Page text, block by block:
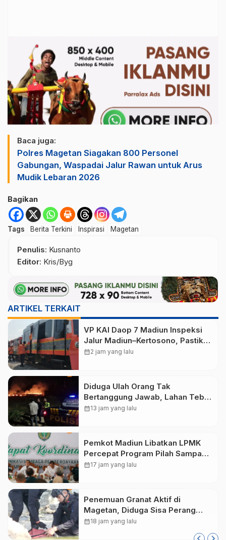
Baca juga:
Polres Magetan Siagakan 800 Personel
Gabungan, Waspadai Jalur Rawan untuk Arus
Mudik Lebaran 2026
Bagikan
Tags Berita Terkini Inspirasi Magetan
Penulis: Kusnanto
Editor: Kris/Byg
ARTIKEL TERKAIT
VP KAI Daop 7 Madiun Inspeksi
Jalur Madiun–Kertosono, Pastikan
Keselamatan Perjalanan Kereta
calendar_month2 jam yang lalu
Diduga Ulah Orang Tak
Bertanggung Jawab, Lahan Tebu
Seluas 2 Hektare di Plunturan
calendar_month13 jam yang lalu
Pemkot Madiun Libatkan LPMK
Percepat Program Pilah Sampah
dari Rumah, TPA Winongo Butuh
calendar_month17 jam yang lalu
Penemuan Granat Aktif di
Magetan, Diduga Sisa Perang
Dunia II
calendar_month18 jam yang lalu